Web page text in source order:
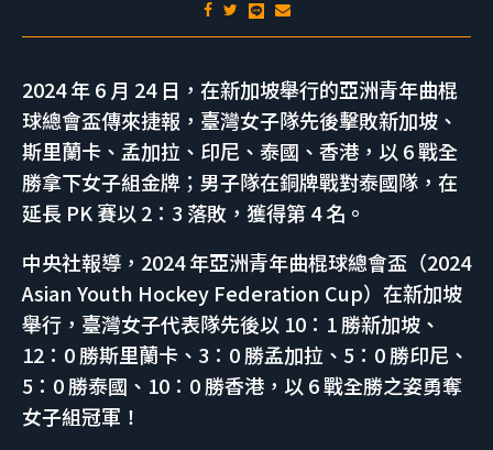
2024 年 6 月 24 日，在新加坡舉行的亞洲青年曲棍
球總會盃傳來捷報，臺灣女子隊先後擊敗新加坡、
斯里蘭卡、孟加拉、印尼、泰國、香港，以 6 戰全
勝拿下女子組金牌；男子隊在銅牌戰對泰國隊，在
延長 PK 賽以 2：3 落敗，獲得第 4 名。
中央社報導，2024 年亞洲青年曲棍球總會盃（2024
Asian Youth Hockey Federation Cup）在新加坡
舉行，臺灣女子代表隊先後以 10：1 勝新加坡、
12：0 勝斯里蘭卡、3：0 勝孟加拉、5：0 勝印尼、
5：0 勝泰國、10：0 勝香港，以 6 戰全勝之姿勇奪
女子組冠軍！